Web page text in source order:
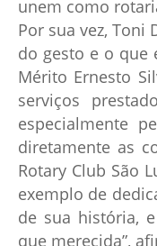
unem como
Por sua vez, Toni
do gesto e o que
Mérito Ernesto
serviços
especialmente
diretamente as
Rotary Club São
exemplo de
de sua história,
que merecida”,